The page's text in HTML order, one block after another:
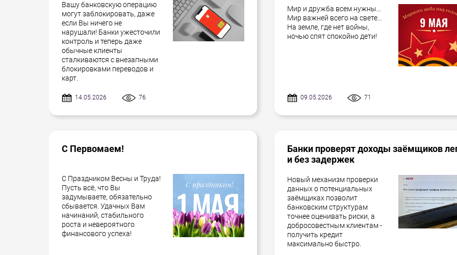
Вашу банковскую операцию
могут заблокировать, даже
если Вы ничего не
нарушали! Банки ужесточили
контроль и теперь даже
обычные клиенты
сталкиваются с внезапными
блокировками переводов и
карт.
14.05.2026 76
Мир и дружба всем нужны...
Мир важней всего на свете...
На земле, где нет войны,
ночью спят спокойно дети!
09.05.2026 71
С Первомаем!
С Праздником Весны и Труда!
Пусть всё, что Вы
задумываете, обязательно
сбывается. Удачных Вам
начинаний, стабильного
роста и невероятного
финансового успеха!
Банки проверят доходы заёмщиков
и без задержек
Новый механизм проверки
данных о потенциальных
заёмщиках позволит
банковским структурам
точнее оценивать риски, а
добросовестным клиентам -
получить кредит
максимально быстро.